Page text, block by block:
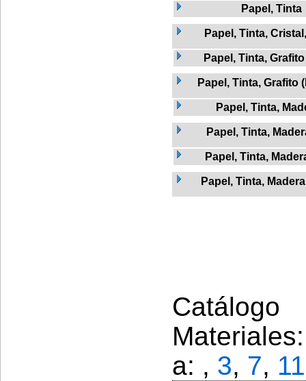
Papel, Tinta
Papel, Tinta,
Papel, Tinta,
Papel, Tinta, Grafito
Papel, Tinta,
Papel, Tinta,
Papel, Tinta,
Papel, Tinta,
a: , 3, 7, 11